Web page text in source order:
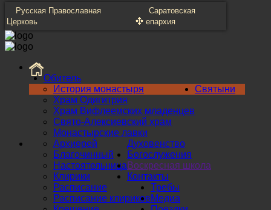
Русская Православная
Церковь
Саратовская
епархия
Обитель
История монастыря
Храм Одигитрия
Храм Вифлеемских младенцев
Свято-Алексиевский храм
Монастырские лавки
Святыни
Духовенство
Архиерей
Благочинный
Настоятельница
Клирики
Богослужения
Расписание
Расписание клириков
Воскресная школа
Контакты
Требы
Медиа